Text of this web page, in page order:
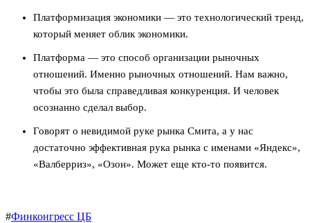
Платформизация экономики — это технологический тренд,
который меняет облик экономики.
Платформа — это способ организации рыночных
отношений. Именно рыночных отношений. Нам важно,
чтобы это была справедливая конкуренция. И человек
осознанно сделал выбор.
Говорят о невидимой руке рынка Смита, а у нас
достаточно эффективная рука рынка с именами «Яндекс»,
«Валберриз», «Озон». Может еще кто-то появится.
#Финконгресс ЦБ